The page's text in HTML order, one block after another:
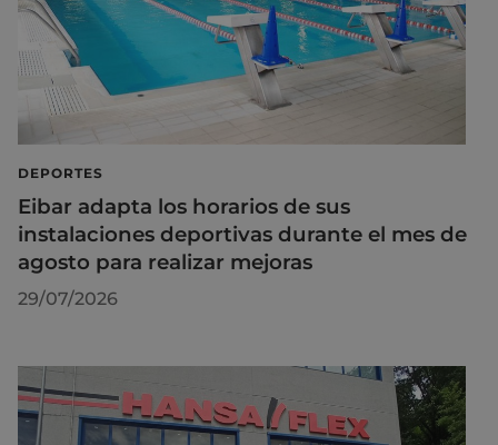
DEPORTES
Eibar adapta los horarios de sus
instalaciones deportivas durante el mes de
agosto para realizar mejoras
29/07/2026